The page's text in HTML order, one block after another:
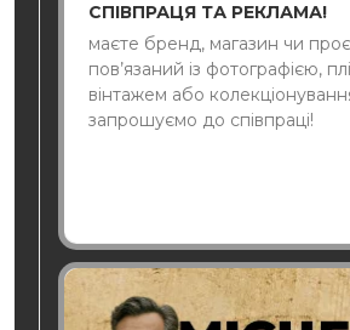
СПІВПРАЦЯ ТА РЕКЛАМА!
маєте бренд, магазин чи
пов’язаний із фотографією,
вінтажем або
запрошуємо до співпраці!